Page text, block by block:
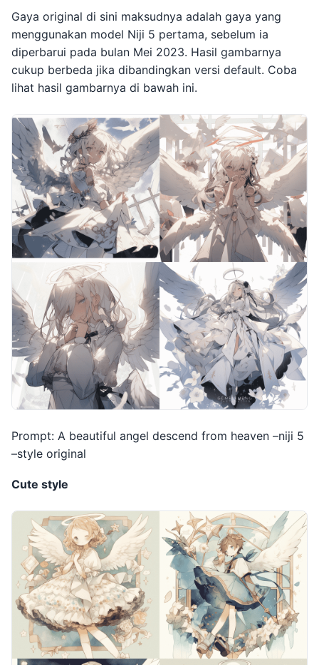
Gaya original di sini maksudnya adalah gaya yang
menggunakan model Niji 5 pertama, sebelum ia
diperbarui pada bulan Mei 2023. Hasil gambarnya
cukup berbeda jika dibandingkan versi default. Coba
lihat hasil gambarnya di bawah ini.
Prompt: A beautiful angel descend from heaven –niji 5
–style original
Cute style